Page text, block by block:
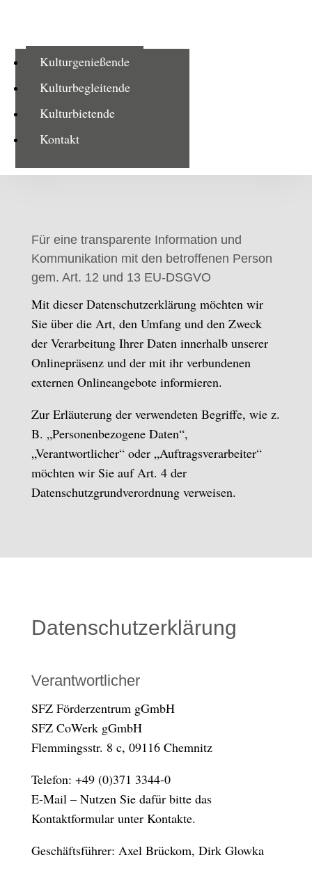
Kulturgenießende
Kulturbegleitende
Kulturbietende
Kontakt
Für eine transparente Information und
Kommunikation mit den betroffenen Person
gem. Art. 12 und 13 EU-DSGVO
Mit dieser Datenschutzerklärung möchten wir
Sie über die Art, den Umfang und den Zweck
der Verarbeitung Ihrer Daten innerhalb unserer
Onlinepräsenz und der mit ihr verbundenen
externen Onlineangebote informieren.
Zur Erläuterung der verwendeten Begriffe, wie z.
B. „Personenbezogene Daten“,
„Verantwortlicher“ oder „Auftragsverarbeiter“
möchten wir Sie auf Art. 4 der
Datenschutzgrundverordnung verweisen.
Datenschutzerklärung
Verantwortlicher
SFZ Förderzentrum gGmbH
SFZ CoWerk gGmbH
Flemmingsstr. 8 c, 09116 Chemnitz
Telefon: +49 (0)371 3344-0
E-Mail – Nutzen Sie dafür bitte das
Kontaktformular unter Kontakte.
Geschäftsführer: Axel Brückom, Dirk Glowka